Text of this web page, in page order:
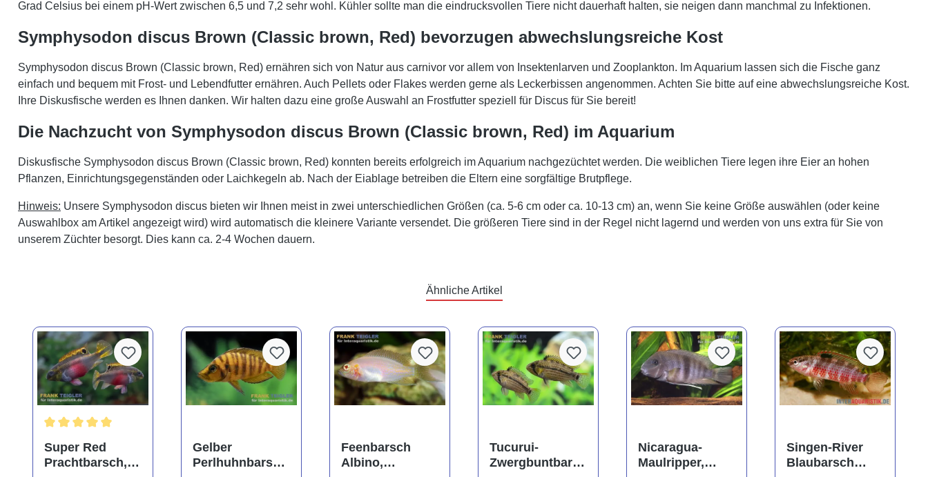
Grad Celsius bei einem pH-Wert zwischen 6,5 und 7,2 sehr wohl. Kühler sollte man die eindrucksvollen Tiere nicht dauerhaft halten, sie neigen dann manchmal zu Infektionen.
Symphysodon discus Brown (Classic brown, Red) bevorzugen abwechslungsreiche Kost
Symphysodon discus Brown (Classic brown, Red) ernähren sich von Natur aus carnivor vor allem von Insektenlarven und Zooplankton. Im Aquarium lassen sich die Fische ganz
einfach und bequem mit Frost- und Lebendfutter ernähren. Auch Pellets oder Flakes werden gerne als Leckerbissen angenommen. Achten Sie bitte auf eine abwechslungsreiche Kost.
Ihre Diskusfische werden es Ihnen danken. Wir halten dazu eine große Auswahl an Frostfutter speziell für Discus für Sie bereit!
Die Nachzucht von Symphysodon discus Brown (Classic brown, Red) im Aquarium
Diskusfische Symphysodon discus Brown (Classic brown, Red) konnten bereits erfolgreich im Aquarium nachgezüchtet werden. Die weiblichen Tiere legen ihre Eier an hohen
Pflanzen, Einrichtungsgegenständen oder Laichkegeln ab. Nach der Eiablage betreiben die Eltern eine sorgfältige Brutpflege.
Hinweis: Unsere Symphysodon discus bieten wir Ihnen meist in zwei unterschiedlichen Größen (ca. 5-6 cm oder ca. 10-13 cm) an, wenn Sie keine Größe auswählen (oder keine
Auswahlbox am Artikel angezeigt wird) wird automatisch die kleinere Variante versendet. Die größeren Tiere sind in der Regel nicht lagernd und werden von uns extra für Sie von
unserem Züchter besorgt. Dies kann ca. 2-4 Wochen dauern.
Ähnliche Artikel
Durchschnittliche Bewertung von 5 von 5 Sternen
Super Red
Prachtbarsch,
Gelber
Perlhuhnbarsch
Feenbarsch
Albino,
Tucurui-
Zwergbuntbarsc
Nicaragua-
Maulripper,
Singen-River
Blaubarsch